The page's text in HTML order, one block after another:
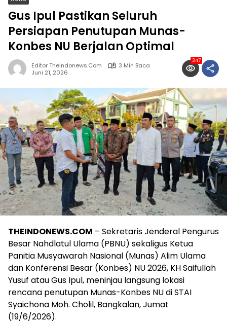
Gus Ipul Pastikan Seluruh
Persiapan Penutupan Munas-
Konbes NU Berjalan Optimal
Editor Theindonews.com
3 Min Baca
Juni 21, 2026
347
THEINDONEWS.COM – Sekretaris Jenderal Pengurus
Besar Nahdlatul Ulama (PBNU) sekaligus Ketua
Panitia Musyawarah Nasional (Munas) Alim Ulama
dan Konferensi Besar (Konbes) NU 2026, KH Saifullah
Yusuf atau Gus Ipul, meninjau langsung lokasi
rencana penutupan Munas-Konbes NU di STAI
Syaichona Moh. Cholil, Bangkalan, Jumat
(19/6/2026).